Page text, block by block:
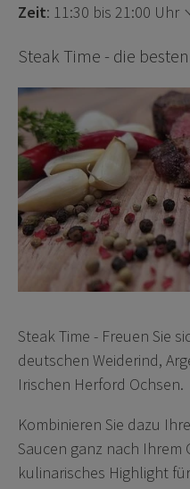
Zeit: 11:30 bis 21:00 Uhr
Steak Time - die
Steak Time - Freuen Sie
deutschen Weiderind,
Irischen Herford Ochsen.
Kombinieren Sie dazu
Saucen ganz nach Ihrem
kulinarisches Highlight